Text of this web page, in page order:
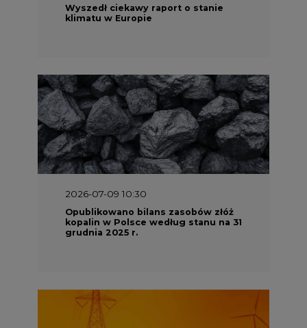
2026-07-09 10:30
Opublikowano bilans zasobów złóż
kopalin w Polsce według stanu na 31
grudnia 2025 r.